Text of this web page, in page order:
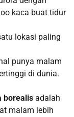
kaca buat tidur
lokasi paling
punya malam
di dunia.
borealis adalah
malam lebih